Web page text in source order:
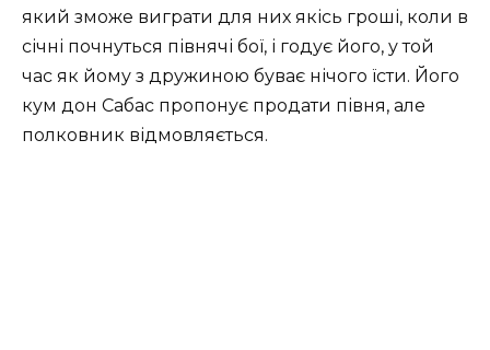
який зможе виграти для них якісь гроші, коли в
січні почнуться півнячі бої, і годує його, у той
час як йому з дружиною буває нічого їсти. Його
кум дон Сабас пропонує продати півня, але
полковник відмовляється.